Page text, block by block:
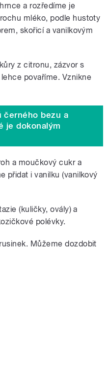
a rozředíme je
mléko, podle hustoty
skořicí a vanilkovým
z citronu, zázvor s
povaříme. Vznikne
černého bezu a
je dokonalým
a moučkový cukr a
přidat i vanilku (vanilkový
(kuličky, ovály) a
polévky.
Můžeme dozdobit